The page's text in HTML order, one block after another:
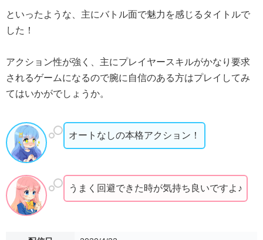
といったような、主にバトル面で魅力を感じるタイトルで
した！
アクション性が強く、主にプレイヤースキルがかなり要求
されるゲームになるので腕に自信のある方はプレイしてみ
てはいかがでしょうか。
オートなしの本格アクション！
うまく回避できた時が気持ち良いですよ♪